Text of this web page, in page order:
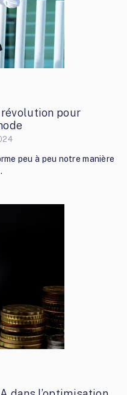
révolution pour
peu à peu notre manière